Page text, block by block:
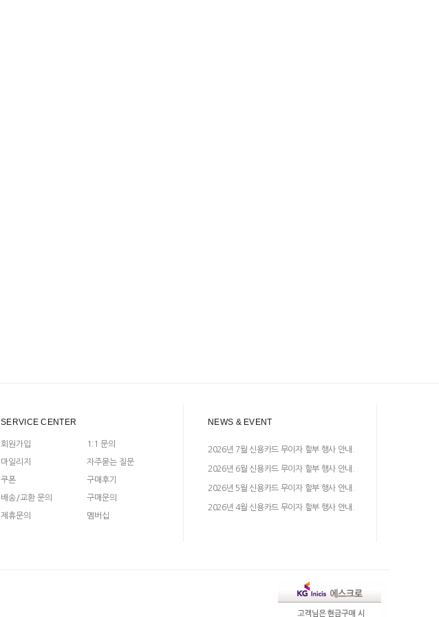
SERVICE CENTER
회원가입
마일리지
쿠폰
배송/교환 문의
제휴문의
1:1 문의
자주묻는 질문
구매후기
구매문의
멤버십
NEWS & EVENT
2026년 7월 신용카드 무이자 할부 행사 안내.
2026년 6월 신용카드 무이자 할부 행사 안내.
2026년 5월 신용카드 무이자 할부 행사 안내.
2026년 4월 신용카드 무이자 할부 행사 안내.